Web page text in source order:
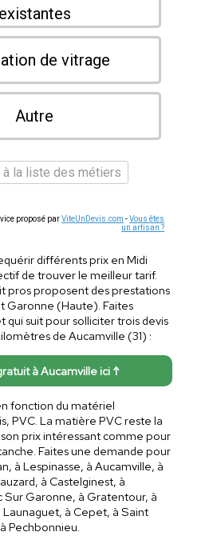
existantes
de vitrage
Autre
à la liste des métiers
proposé parViteUnDevis.com -Vous êtes
un artisan ?
différents prix en Midi
de trouver le meilleur tarif.
pros proposent des prestations
Garonne (Haute). Faites
qui suit pour solliciter trois devis
de Aucamville (31) :
à Aucamville ici ↑
fonction du matériel
PVC. La matière PVC reste la
prix intéressant comme pour
Faites une demande pour
à Lespinasse, à Aucamville, à
à Castelginest, à
Sur Garonne, à Gratentour, à
à Cepet, à Saint
Pechbonnieu.